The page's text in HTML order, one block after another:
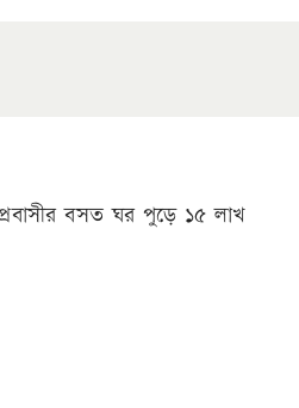
বসত ঘর পুড়ে ১৫ লাখ